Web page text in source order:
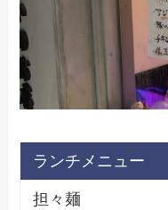
ランチメニュー
担々麺